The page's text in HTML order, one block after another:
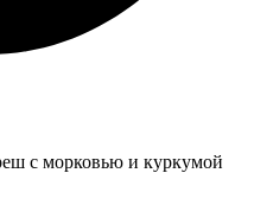
с морковью и куркумой